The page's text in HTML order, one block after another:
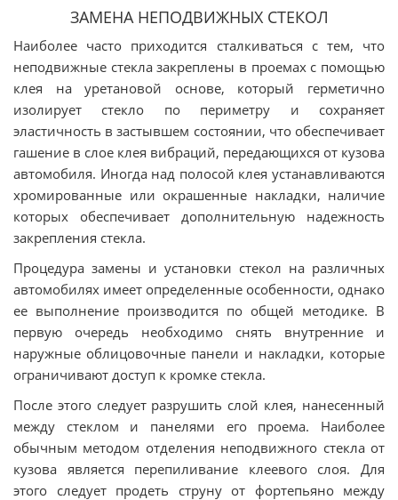
ЗАМЕНА НЕПОДВИЖНЫХ СТЕКОЛ
Наиболее часто приходится сталкиваться с тем, что
неподвижные стекла закреплены в проемах с помощью
клея на уретановой основе, который герметично
изолирует стекло по периметру и сохраняет
эластичность в застывшем состоянии, что обеспечивает
гашение в слое клея вибраций, передающихся от кузова
автомобиля. Иногда над полосой клея устанавливаются
хромированные или окрашенные накладки, наличие
которых обеспечивает дополнительную надежность
закрепления стекла.
Процедура замены и установки стекол на различных
автомобилях имеет определенные особенности, однако
ее выполнение производится по общей методике. В
первую очередь необходимо снять внутренние и
наружные облицовочные панели и накладки, которые
ограничивают доступ к кромке стекла.
После этого следует разрушить слой клея, нанесенный
между стеклом и панелями его проема. Наиболее
обычным методом отделения неподвижного стекла от
кузова является перепиливание клеевого слоя. Для
этого следует продеть струну от фортепьяно между